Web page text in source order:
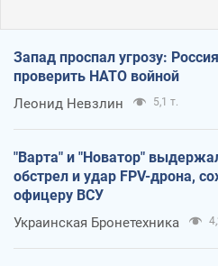
Запад проспал угрозу:
проверить НАТО войной
Леонид Невзлин 5,1 т.
"Варта" и "Новатор"
обстрел и удар FPV-дрона,
офицеру ВСУ
Украинская Бронетехника